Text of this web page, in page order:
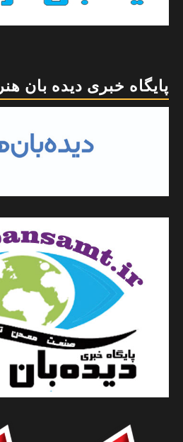
پایگاه خبری دیده بان هنر